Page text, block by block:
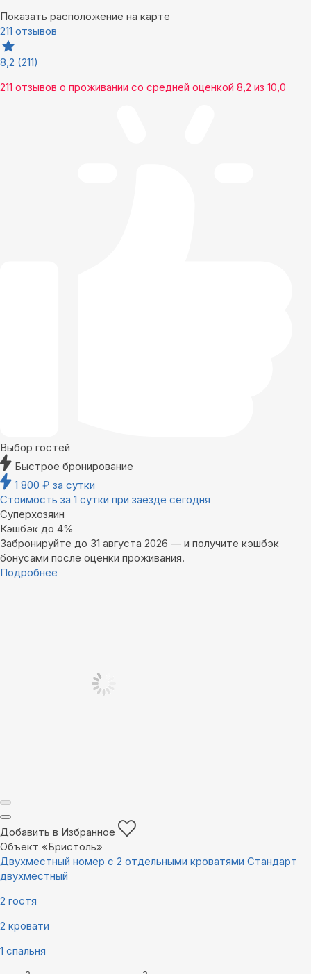
Показать расположение на карте
211 отзывов
8,2 (211)
211 отзывов о проживании со средней оценкой 8,2 из 10,0
Выбор гостей
Быстрое бронирование
1 800 ₽ за сутки
Стоимость за 1 сутки при заезде сегодня
Суперхозяин
Кэшбэк до 4%
Забронируйте до 31 августа 2026 — и получите кэшбэк
бонусами после оценки проживания.
Подробнее
Добавить в Избранное
Объект «Бристоль»
Двухместный номер с 2 отдельными кроватями Стандарт
двухместный
2 гостя
2 кровати
1 спальня